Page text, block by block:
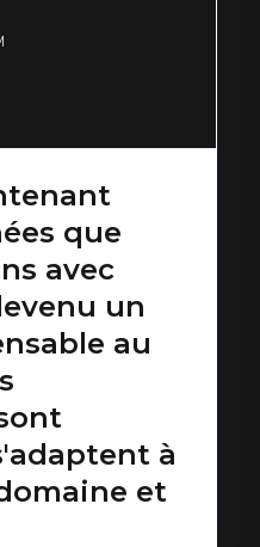
que
avec
un
au
à
et